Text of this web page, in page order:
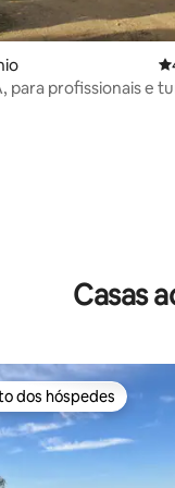
em 5 estrelas,
para profissionais e
Casas
dos hóspedes mais
dos hóspedes